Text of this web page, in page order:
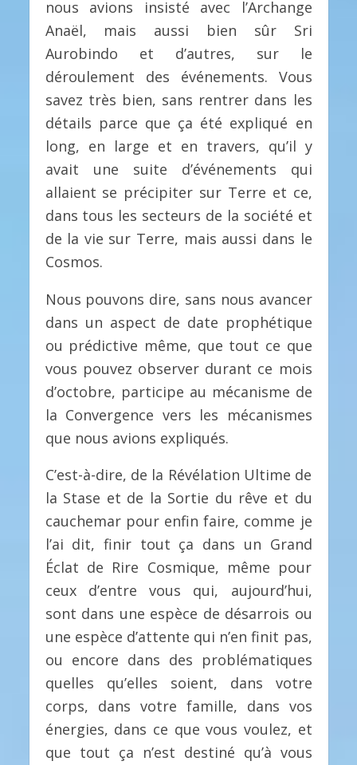
nous avions insisté avec l’Archange
Anaël, mais aussi bien sûr Sri
Aurobindo et d’autres, sur le
déroulement des événements. Vous
savez très bien, sans rentrer dans les
détails parce que ça été expliqué en
long, en large et en travers, qu’il y
avait une suite d’événements qui
allaient se précipiter sur Terre et ce,
dans tous les secteurs de la société et
de la vie sur Terre, mais aussi dans le
Cosmos.
Nous pouvons dire, sans nous avancer
dans un aspect de date prophétique
ou prédictive même, que tout ce que
vous pouvez observer durant ce mois
d’octobre, participe au mécanisme de
la Convergence vers les mécanismes
que nous avions expliqués.
C’est-à-dire, de la Révélation Ultime de
la Stase et de la Sortie du rêve et du
cauchemar pour enfin faire, comme je
l’ai dit, finir tout ça dans un Grand
Éclat de Rire Cosmique, même pour
ceux d’entre vous qui, aujourd’hui,
sont dans une espèce de désarrois ou
une espèce d’attente qui n’en finit pas,
ou encore dans des problématiques
quelles qu’elles soient, dans votre
corps, dans votre famille, dans vos
énergies, dans ce que vous voulez, et
que tout ça n’est destiné qu’à vous